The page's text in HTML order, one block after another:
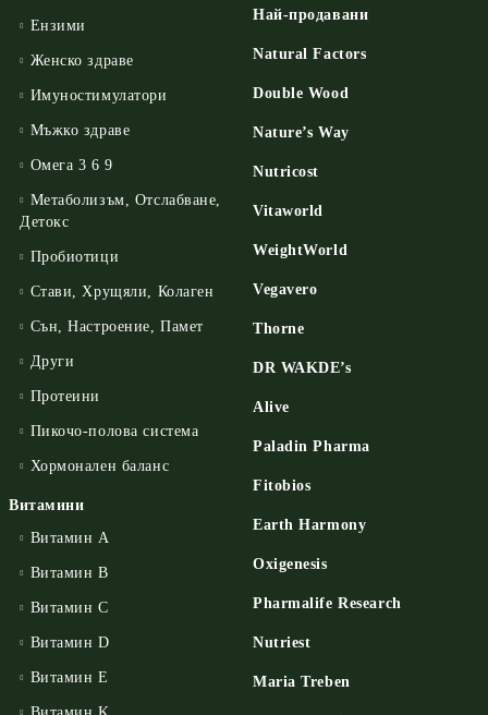
Ензими
Женско здраве
Имуностимулатори
Мъжко здраве
Омега 3 6 9
Метаболизъм, Отслабване,
Детокс
Пробиотици
Стави, Хрущяли, Колаген
Сън, Настроение, Памет
Други
Протеини
Пикочо-полова система
Хормонален баланс
Витамини
Витамин А
Витамин B
Витамин C
Витамин D
Витамин E
Най-продавани
Natural Factors
Double Wood
Nature’s Way
Nutricost
Vitaworld
WeightWorld
Vegavero
Thorne
DR WAKDE’s
Alive
Paladin Pharma
Fitobios
Earth Harmony
Oxigenesis
Pharmalife Research
Nutriest
Maria Treben